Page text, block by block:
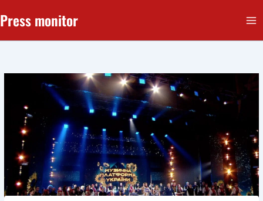
до
Press monitor